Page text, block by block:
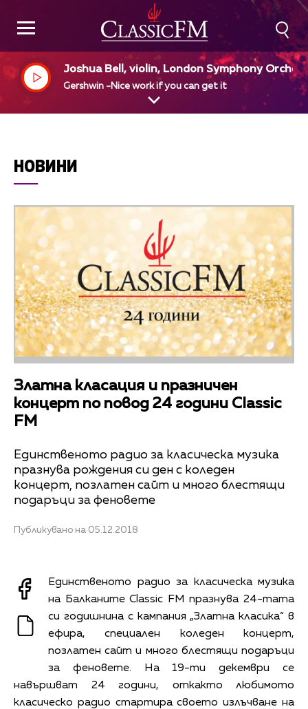
Joshua Bell, violin, London Symphony
a
Gershwin -Nice work if you can get it
НОВИНИ
Златна класация и празничен
концерт по повод 24 години Classic
FM
Единственото радио за класическа музика
празнува рождения си ден с коледен
концерт, позлатен сайт и много блестящи
подаръци за феновете
Публикувано на 05.12.2018
Единственото радио за класическа музика
на Балканите Classic FM празнува 24-тата
си годишнина с кампания „Златна класика“ в
ефира, специален коледен концерт,
позлатен сайт и много блестящи подаръци
за феновете. На 19-ти декември се
навършват 24 години, откакто любимото
класическо радио стартира своето излъчване на